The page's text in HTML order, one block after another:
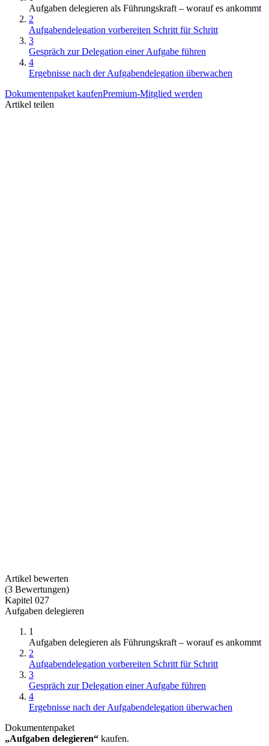
Aufgaben delegieren als Führungskraft – worauf es ankommt
2
Aufgabendelegation vorbereiten Schritt für Schritt
3
Gespräch zur Delegation einer Aufgabe führen
4
Ergebnisse nach der Aufgabendelegation überwachen
Dokumentenpaket kaufenPremium-Mitglied werden
Artikel teilen
Artikel bewerten
(3 Bewertungen)
Kapitel 027
Aufgaben delegieren
1
Aufgaben delegieren als Führungskraft – worauf es ankommt
2
Aufgabendelegation vorbereiten Schritt für Schritt
3
Gespräch zur Delegation einer Aufgabe führen
4
Ergebnisse nach der Aufgabendelegation überwachen
Dokumentenpaket
„Aufgaben delegieren“ kaufen.